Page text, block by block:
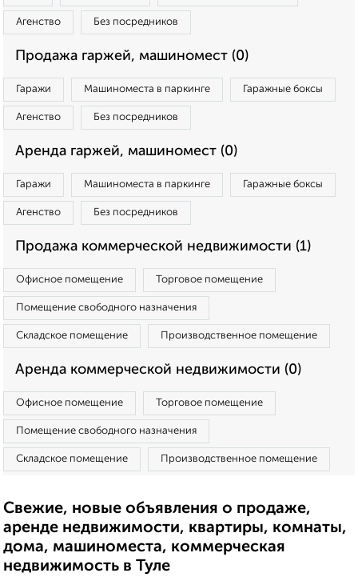
Агенство Без посредников
Продажа гаржей, машиномест (0)
Гаражи Машиноместа в паркинге Гаражные боксы
Агенство Без посредников
Аренда гаржей, машиномест (0)
Гаражи Машиноместа в паркинге Гаражные боксы
Агенство Без посредников
Продажа коммерческой недвижимости (1)
Офисное помещение Торговое помещение
Помещение свободного назначения
Складское помещение Производственное помещение
Аренда коммерческой недвижимости (0)
Офисное помещение Торговое помещение
Помещение свободного назначения
Складское помещение Производственное помещение
Свежие, новые объявления о продаже,
аренде недвижимости, квартиры, комнаты,
дома, машиноместа, коммерческая
недвижимость в Туле